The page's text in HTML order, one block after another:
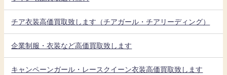
チア衣装高価買取致します（チアガール・チアリーディング）
企業制服・衣装など高価買取致します
キャンペーンガール・レースクイーン衣装高価買取致します